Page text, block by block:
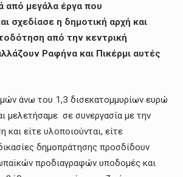
από μεγάλα έργα που
σχεδίασε η δημοτική αρχή και
από την κεντρική
Ραφήνα και Πικέρμι αυτές
άνω του 1,3 δισεκατομμυρίων ευρώ
μελετήσαμε σε συνεργασία με την
και είτε υλοποιούνται, είτε
δημοπράτησης προσδίδουν
προδιαγραφών υποδομές και